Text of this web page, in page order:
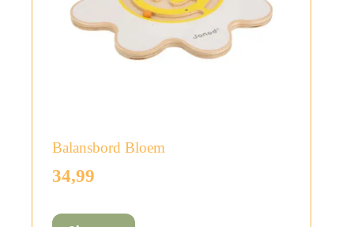
Balansbord Bloem
34,99